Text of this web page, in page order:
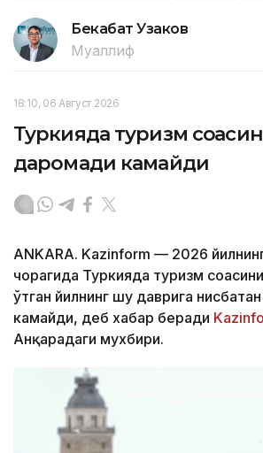
Бекабат Узаков
Муаллиф
18:10, 06 Август 2026
Туркияда туризм
даромади камайди
ANKARA. Kazinform — 2026
чорагида Туркияда туризм
ўтган йилнинг шу даврига
камайди, деб хабар беради
Анқарадаги мухбири.